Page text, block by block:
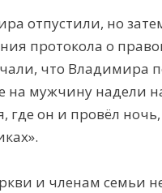
отпустили, но
протокола о
что Владимира
на мужчину надели
где он и провёл
и членам семьи